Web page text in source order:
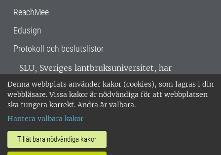
Denna webbplats använder kakor (cookies), som lagras i din
webbläsare. Vissa kakor är nödvändiga för att webbplatsen
ska fungera korrekt. Andra är valbara.
Hantera valbara kakor
Tillåt bara nödvändiga kakor
ReachMee
Edusign
Protokoll och beslutslistor
SLU, Sveriges lantbruksuniversitet, har
verksamhet över hela Sverige. Huvudorter är
Alnarp, Uppsala och Umeå.SLU är
miljöcertifierat enligt ISO 14001. •
018-67 10 00 • Org nr: 202100-2817 •
Om SLU:s webbplatser
•Hantera kakor•Behandling av